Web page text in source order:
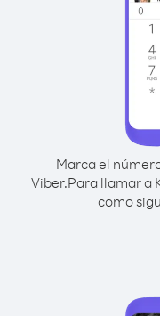
Marca el
Viber.Para llamar a
como